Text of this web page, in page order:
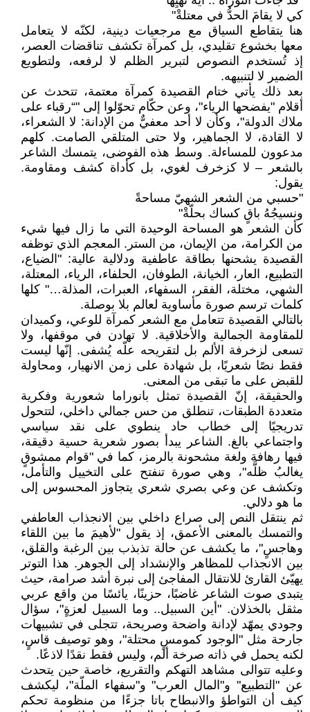
كي لا يقامَ الحدُّ في معتلةْ"
هنا يتقاطع السياق مع مرجعيات دينية، لكنّه لا يتعامل
معها بخشوع تقليدي، بل كمرآة تكشف تناقضات العصر،
إذ تُستخدم النصوص لتبرير الظلم لا لرفعه، ولتطويع
الضمير لا لتنبيهه.
بعد ذلك يأتي ختام القصيدة كمرآة معتمة، تتحدث عن
أقلام "يفضحها الرياء"، وعن حكّام تحوّلوا إلى "“رقباء على
ملاك الدولة"، وكأن لا أحد معفيٌّ من الإدانة: لا الشعراء،
لا القادة، لا الجماهير، ولا حتى المتلقي الصامت. كلهم
مدعوون للمساءلة. وسط هذه الفوضى، يتمسك الشاعر
بالشعر – لا كزخرف لغوي، بل كأداة كشف ومقاومة.
يقول:
"حسبي من الشعر الشهيّ مساحةً
ونسيجُهُ باقٍ كساك بحلّةْ"
كأن الشعر هو المساحة الوحيدة التي ما زال فيها شيء
من الكرامة، من الإيمان، من الستر. المعجم الذي توظفه
القصيدة يشحنها بطاقة عاطفية ودلالية عالية: "الضياع،
التطبيع، العار، الخيانة، الطوفان، الحلفاء، الرياء، المعتلة،
الشهي، مختلة، الفقر، السفهاء، العبرات، المذلة…" كلها
كلمات ترسم صورة مأساوية لعالم بلا بوصلة.
بالتالي القصيدة تتعامل مع الشعر كمرآة للوعي، وكميدان
للمقاومة الجمالية والأخلاقية. لا تهادن في موقفها، ولا
تسعى لزخرفة الألم بل لتقريحه علّه يُشفى. إنّها ليست
فقط نصًا شعريًا، بل شهادة على زمن الانهيار، ومحاولة
للقبض على ما تبقى من المعنى.
والحقيقة، إنّ القصيدة تمثل بانوراما شعورية وفكرية
متعددة الطبقات، تنطلق من حس جمالي داخلي، لتتحول
تدريجيًا إلى خطاب حاد ينطوي على نقد سياسي
واجتماعي بالغ. الشاعر يبدأ بصور شعرية حسية دقيقة،
فيها رهافة ولغة مشحونة بالرمز، كما في "قوام ممشوقٍ
يغالبُ ظلَّه"، وهي صورة تنفتح على التخييل والتأمل،
وتكشف عن وعي بصري شعري يتجاوز المحسوس إلى
ما هو دلالي.
ثم ينتقل النص إلى صراع داخلي بين الانجذاب العاطفي
والتمسك بالمعنى الأعمق، إذ يقول "لأهيمَ ما بين اللقاء
وهاجسٍ"، ما يكشف عن حالة تذبذب بين الرغبة والقلق،
بين الانجذاب للمظاهر والإنشداد إلى الجوهر. هذا التوتر
يهيّئ القارئ للانتقال المفاجئ إلى نبرة أشد صرامة، حيث
يتبدى صوت الشاعر غاضبًا، حزينًا، يائسًا من واقع عربي
مثقل بالخذلان. "أين السبيل.. وما السبيل لعزةٍ"، سؤال
وجودي يمهّد لإدانة واضحة وصريحة، تتجلى في تشبيهات
جارحة مثل "الوجود كمومسٍ محتلة"، وهو توصيف قاسٍ،
لكنه يحمل في ذاته صرخة ألم، وليس فقط نقدًا لاذعًا.
وعليه تتوالى مشاهد التهكم والتقريع، خاصة حين يتحدث
عن "التطبيع" و"المال العرب" و"سفهاء الملّة"، ليكشف
كيف أن التواطؤ والانبطاح باتا جزءًا من منظومة تحكم